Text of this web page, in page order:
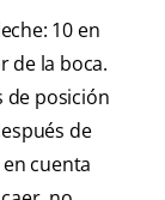
10 en
de la boca.
de posición
de
cuenta